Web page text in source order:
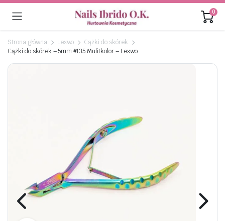
0
Strona główna Lexwo
Cążki do skórek
Cążki do skórek – 5mm #135 Mulitkolor – Lexwo